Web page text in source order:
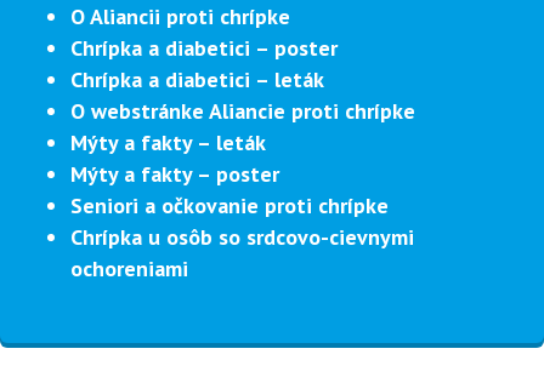
O Aliancii proti chrípke
Chrípka a diabetici – poster
Chrípka a diabetici – leták
O webstránke Aliancie proti chrípke
Mýty a fakty – leták
Mýty a fakty – poster
Seniori a očkovanie proti chrípke
Chrípka u osôb so srdcovo-cievnymi
ochoreniami